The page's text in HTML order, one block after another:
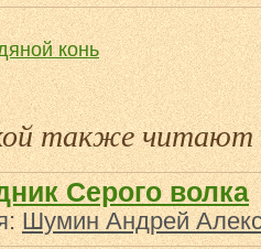
конь
также читают
Серого волка
Шумин Андрей